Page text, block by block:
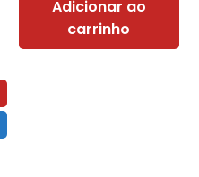
Adicionar ao
carrinho